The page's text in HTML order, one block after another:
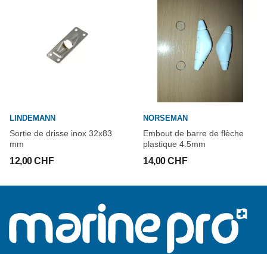
LINDEMANN
Sortie de drisse inox 32x83
mm
12,00 CHF
NORSEMAN
Embout de barre de flèche
plastique 4.5mm
14,00 CHF